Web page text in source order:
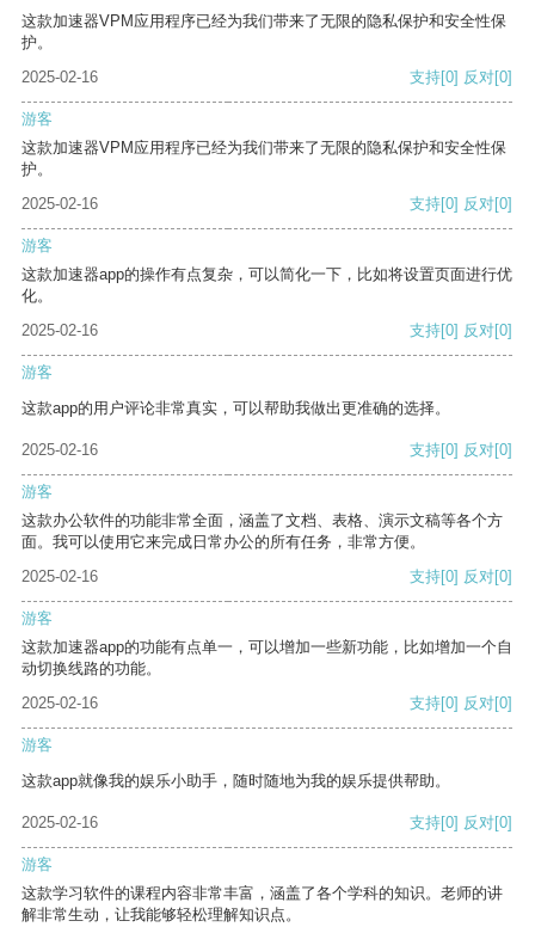
这款加速器VPM应用程序已经为我们带来了无限的隐私保护和安全性保
护。
2025-02-16
支持[0] 反对[0]
游客
这款加速器VPM应用程序已经为我们带来了无限的隐私保护和安全性保
护。
2025-02-16
支持[0] 反对[0]
游客
这款加速器app的操作有点复杂，可以简化一下，比如将设置页面进行优
化。
2025-02-16
支持[0] 反对[0]
游客
这款app的用户评论非常真实，可以帮助我做出更准确的选择。
2025-02-16 支持[0] 反对[0]
游客
这款办公软件的功能非常全面，涵盖了文档、表格、演示文稿等各个方
面。我可以使用它来完成日常办公的所有任务，非常方便。
2025-02-16
支持[0] 反对[0]
游客
这款加速器app的功能有点单一，可以增加一些新功能，比如增加一个自
动切换线路的功能。
2025-02-16
支持[0] 反对[0]
游客
这款app就像我的娱乐小助手，随时随地为我的娱乐提供帮助。
2025-02-16 支持[0] 反对[0]
游客
这款学习软件的课程内容非常丰富，涵盖了各个学科的知识。老师的讲
解非常生动，让我能够轻松理解知识点。